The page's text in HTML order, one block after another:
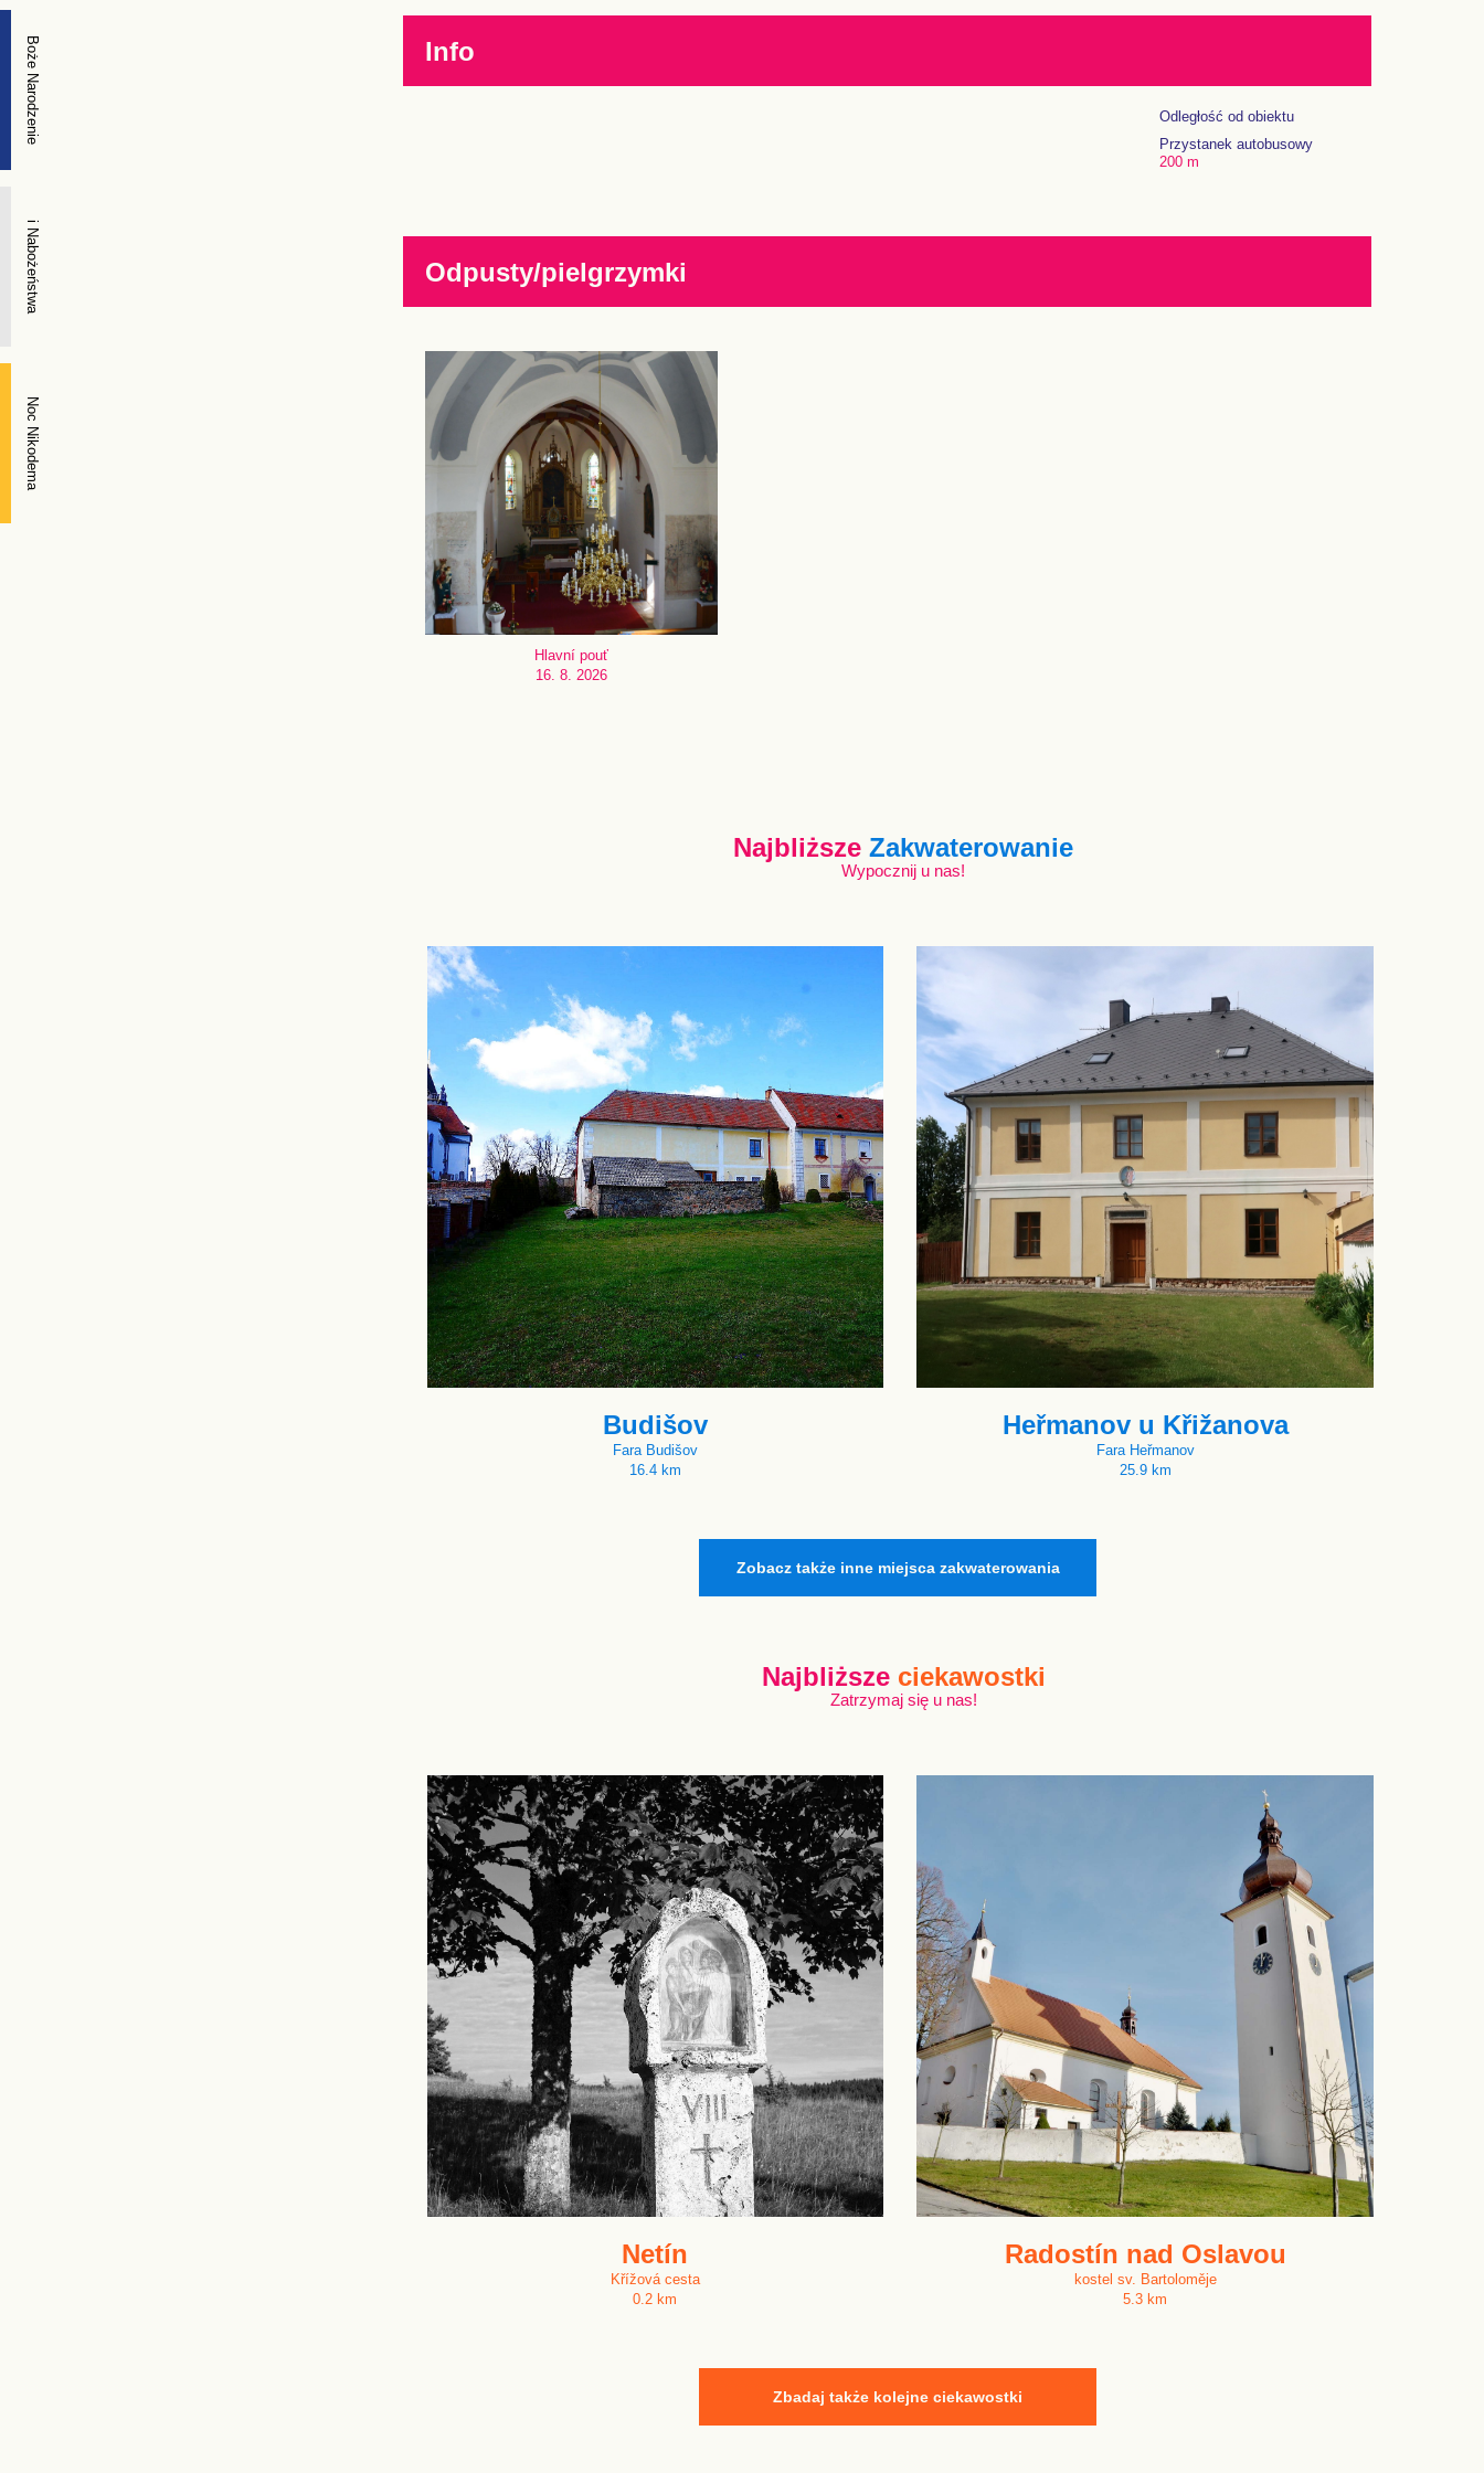
Info
Odległość od obiektu
Przystanek autobusowy
200 m
Odpusty/pielgrzymki
Hlavní pouť
16. 8. 2026
NajbliższeZakwaterowanie
Wypocznij u nas!
Budišov
Fara Budišov
16.4 km
Heřmanov u Křižanova
Fara Heřmanov
25.9 km
Zobacz także inne miejsca zakwaterowania
Najbliższe ciekawostki
Zatrzymaj się u nas!
Netín
Křížová cesta
0.2 km
Radostín nad Oslavou
kostel sv. Bartoloměje
5.3 km
Zbadaj także kolejne ciekawostki
Noc Nikodema
Boże Narodzenie
i Nabożeństwa